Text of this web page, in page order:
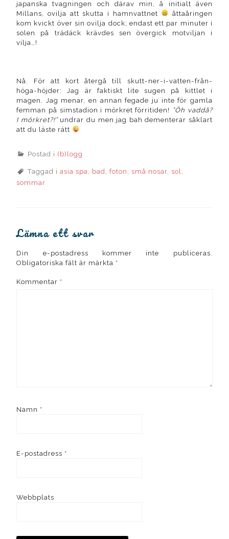
japanska tvagningen och därav min, å initialt även
Millans, ovilja att skutta i hamnvattnet
åttaåringen
kom kvickt över sin ovilja dock; endast ett par minuter i
solen på trädäck krävdes sen övergick motviljan i
vilja…!
Nå. För att kort återgå till skutt-ner-i-vatten-från-
höga-höjder: Jag är faktiskt lite sugen på kittlet i
magen. Jag menar, en annan fegade ju inte för gamla
femman på simstadion i mörkret förritiden!
”Öh vaddå?
I mörkret?!”undrar du men jag bah dementerar såklart
att du läste rätt
Postad i (b)logg
Taggad iasia spa bad ,foton ,små nosar ,sol
sommar
Lämna ett svar
Din e-postadress kommer inte publiceras.
Obligatoriska fält är märkta *
Kommentar *
Namn *
E-postadress *
Webbplats